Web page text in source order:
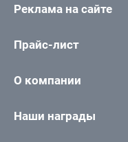
Реклама на сайте
Прайс-лист
О компании
Наши награды